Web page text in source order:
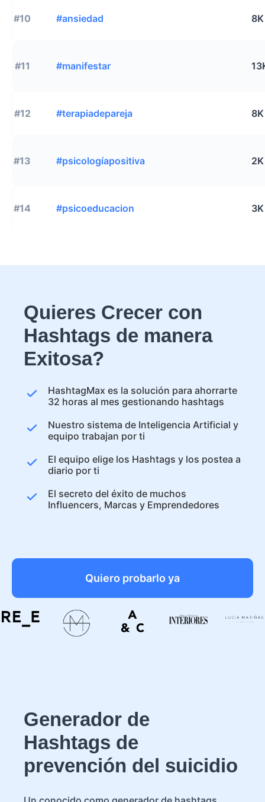
#10 #ansiedad 8K
#11 #manifestar
#12 #terapiadepareja 8K
#13 #psicologíapositiva 2K
#14 #psicoeducacion 3K
Quieres Crecer con
Hashtags de manera
Exitosa?
HashtagMax es la solución para ahorrarte
32 horas al mes gestionando hashtags
Nuestro sistema de Inteligencia Artificial y
equipo trabajan por ti
El equipo elige los Hashtags y los postea a
diario por ti
El secreto del éxito de muchos
Influencers, Marcas y Emprendedores
Quiero probarlo ya
Generador de
Hashtags de
prevención del suicidio